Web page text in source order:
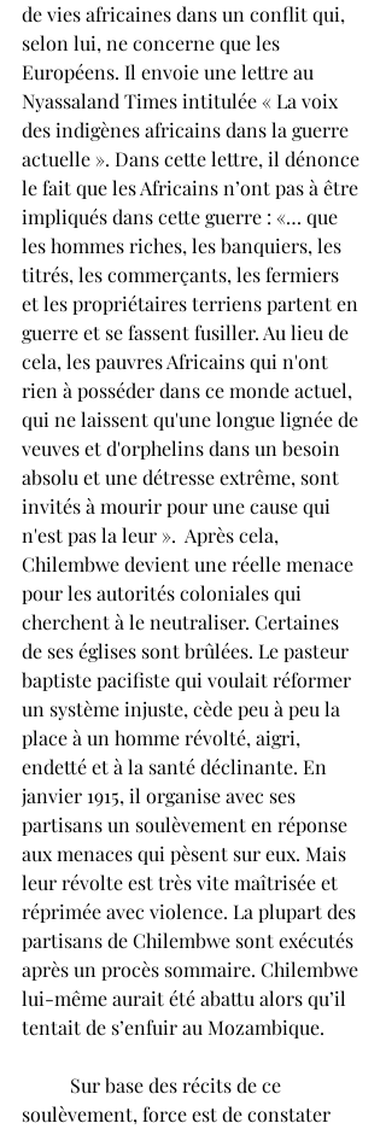
de vies africaines dans un conflit qui,
selon lui, ne concerne que les
Européens. Il envoie une lettre au
Nyassaland Times intitulée « La voix
des indigènes africains dans la guerre
actuelle ». Dans cette lettre, il dénonce
le fait que les Africains n’ont pas à être
impliqués dans cette guerre : «… que
les hommes riches, les banquiers, les
titrés, les commerçants, les fermiers
et les propriétaires terriens partent en
guerre et se fassent fusiller. Au lieu de
cela, les pauvres Africains qui n'ont
rien à posséder dans ce monde actuel,
qui ne laissent qu'une longue lignée de
veuves et d'orphelins dans un besoin
absolu et une détresse extrême, sont
invités à mourir pour une cause qui
n'est pas la leur ».  Après cela,
Chilembwe devient une réelle menace
pour les autorités coloniales qui
cherchent à le neutraliser. Certaines
de ses églises sont brûlées. Le pasteur
baptiste pacifiste qui voulait réformer
un système injuste, cède peu à peu la
place à un homme révolté, aigri,
endetté et à la santé déclinante. En
janvier 1915, il organise avec ses
partisans un soulèvement en réponse
aux menaces qui pèsent sur eux. Mais
leur révolte est très vite maîtrisée et
réprimée avec violence. La plupart des
partisans de Chilembwe sont exécutés
après un procès sommaire. Chilembwe
lui-même aurait été abattu alors qu’il
tentait de s’enfuir au Mozambique.
soulèvement, force est de constater